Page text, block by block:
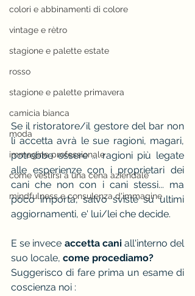
colori e abbinamenti di colore
vintage e rètro
stagione e palette estate
rosso
stagione e palette primavera
camicia bianca
moda
immagine professionale
come vestirsi a una cena aziendale
mindfulness e consulenza d'immagine
Se il ristoratore/il gestore del bar non
li accetta avrà le sue ragioni, magari,
potrebbe essere ... ragioni più legate
alle esperienze con i proprietari dei
cani che non con i cani stessi... ma
poco importa, salvo sviste su ultimi
aggiornamenti, e' lui/lei che decide.
E se invece accetta cani all'interno del
suo locale, come procediamo?
Suggerisco di fare prima un esame di
coscienza noi :